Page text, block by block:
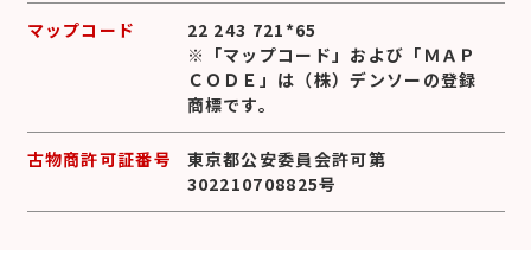
マップコード
22 243 721*65
※「マップコード」および「ＭＡＰ
ＣＯＤＥ」は（株）デンソーの登録
商標です。
古物商許可証番号
東京都公安委員会許可第
302210708825号